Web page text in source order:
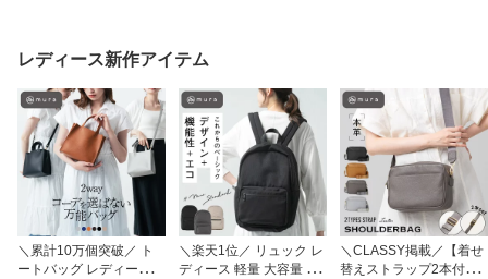
レディース新作アイテム
＼累計10万個突破／ ト
ートバッグ レディース
＼楽天1位／ リュック レ
ディース 軽量 大容量 撥
＼CLASSY掲載／【着せ
替えストラップ2本付】